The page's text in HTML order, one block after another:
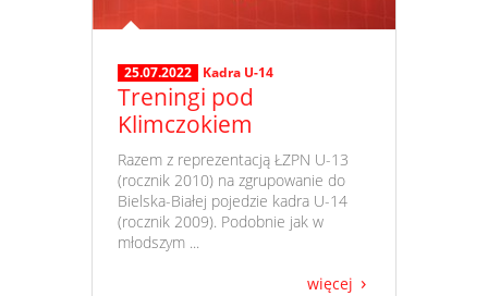
25.07.2022 Kadra U-14
Treningi pod
Klimczokiem
​ Razem z reprezentacją ŁZPN U-13
(rocznik 2010) na zgrupowanie do
Bielska-Białej pojedzie kadra U-14
(rocznik 2009). Podobnie jak w
młodszym ...
więcej